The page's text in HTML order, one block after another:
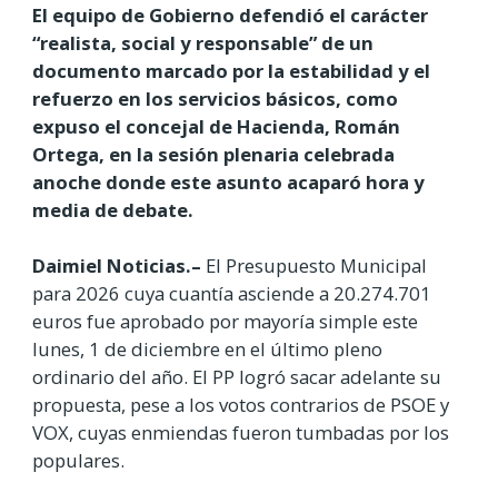
El equipo de Gobierno defendió el carácter
“realista, social y responsable” de un
documento marcado por la estabilidad y el
refuerzo en los servicios básicos, como
expuso el concejal de Hacienda, Román
Ortega, en la sesión plenaria celebrada
anoche donde este asunto acaparó hora y
media de debate.
Daimiel Noticias.– El Presupuesto Municipal
para 2026 cuya cuantía asciende a 20.274.701
euros fue aprobado por mayoría simple este
lunes, 1 de diciembre en el último pleno
ordinario del año. El PP logró sacar adelante su
propuesta, pese a los votos contrarios de PSOE y
VOX, cuyas enmiendas fueron tumbadas por los
populares.